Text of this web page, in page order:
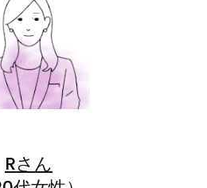
Rさん